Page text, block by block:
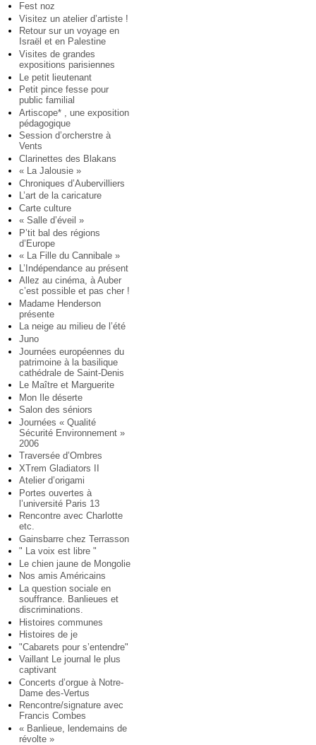
Fest noz
Visitez un atelier d’artiste !
Retour sur un voyage en
Israël et en Palestine
Visites de grandes
expositions parisiennes
Le petit lieutenant
Petit pince fesse pour
public familial
Artiscope* , une exposition
pédagogique
Session d’orcherstre à
Vents
Clarinettes des Blakans
« La Jalousie »
Chroniques d’Aubervilliers
L’art de la caricature
Carte culture
« Salle d’éveil »
P’tit bal des régions
d’Europe
« La Fille du Cannibale »
L’Indépendance au présent
Allez au cinéma, à Auber
c’est possible et pas cher !
Madame Henderson
présente
La neige au milieu de l’été
Juno
Journées européennes du
patrimoine à la basilique
cathédrale de Saint-Denis
Le Maître et Marguerite
Mon Ile déserte
Salon des séniors
Journées « Qualité
Sécurité Environnement »
2006
Traversée d’Ombres
XTrem Gladiators II
Atelier d’origami
Portes ouvertes à
l’université Paris 13
Rencontre avec Charlotte
etc.
Gainsbarre chez Terrasson
" La voix est libre "
Le chien jaune de Mongolie
Nos amis Américains
La question sociale en
souffrance. Banlieues et
discriminations.
Histoires communes
Histoires de je
"Cabarets pour s’entendre"
Vaillant Le journal le plus
captivant
Concerts d’orgue à Notre-
Dame des-Vertus
Rencontre/signature avec
Francis Combes
« Banlieue, lendemains de
révolte »